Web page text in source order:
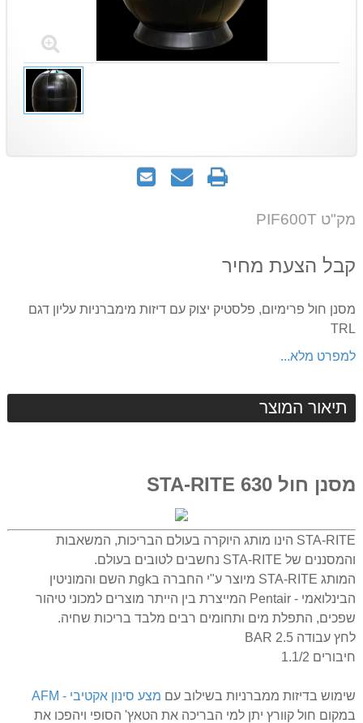
שלח
שאל
הדפס
מק"ט PIF600T
קבל הצעת מחיר
מסנן חול פרימיום, פלסטיק יצוק עם דיזות מימברניות עליון דגם
TRL
למפרט מלא...
תיאור המוצר
מסנן חול STA-RITE 630
STA-RITE הינו מותג היוקרה בעולם הבריכות, המשאבות
והמסננים של STA-RITE נחשבים לטובים בעולם.
המותג STA-RITE מיוצר ע"י החברה בgkת השם והמוניטין
הבינלואמי - Pentair המייצרת בין הייתר מוצרים למכוני טיהור
שפכים, התפלת מים ותחומים רבים מלבד בריכות שחיה.
לחץ עבודה 2.5 BAR
חיבורים 1.1/2
שימוש בדיזות ממברניות בשילוב עם מצע סינון אקטיבי - AFM
במקום חול קוורץ יתן למי הבריכה את הטאץ' הסופי ויהפכו את